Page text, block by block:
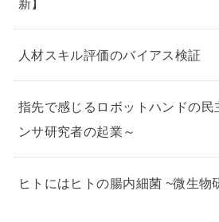
新】
人材スキル評価のバイアス検証
指先で感じるロボットハンドの
ンサ研究者の起業～
ヒトにはヒトの腸内細菌 ~微生物